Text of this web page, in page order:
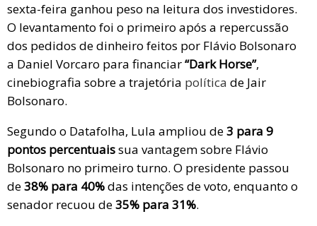
sexta-feira ganhou peso na leitura dos investidores.
O levantamento foi o primeiro após a repercussão
dos pedidos de dinheiro feitos por Flávio Bolsonaro
a Daniel Vorcaro para financiar“Dark Horse”,
cinebiografia sobre a trajetória política de Jair
Bolsonaro.
Segundo o Datafolha, Lula ampliou de3 para 9
pontos percentuaissua vantagem sobre Flávio
Bolsonaro no primeiro turno. O presidente passou
de38% para 40%das intenções de voto, enquanto o
senador recuou de35% para 31%.